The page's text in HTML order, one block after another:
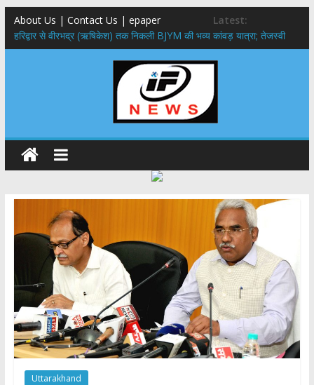
About Us | Contact Us | epaper
Latest:
​हरिद्वार से वीरभद्र (ऋषिकेश) तक निकली BJYM की भव्य कांवड़ यात्रा; तेजस्वी
सूर्या ने की देश व प्रदेशवासियों के कल्याण की कामना
नंदा की चौकी पुल हादसा: PWD के EE, AE और JE निलंबित, सीएम धामी के निर्देश
मुख्यमंत्री ने 9 लाख 87 हजार17 पेंशन लाभार्थियों को कुल 146 करोड़ 32 लाख
राष्ट्रीय हथकरघा दिवस पर मुख्यमंत्री धामी ने उत्कृष्ट बुनकरों और हस्तशिल्प
कारीगरों को किया सम्मानित
​धामी कैबिनेट का बड़ा फैसला: पशुपालकों को 60% तक सब्सिडी, गंगा एक्सप्रेसवे का
हरिद्वार तक होगा विस्तार
Uttarakhand